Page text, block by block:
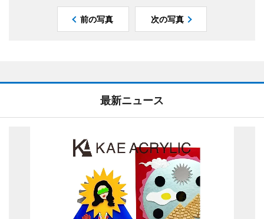
前の写真 次の写真
最新ニュース